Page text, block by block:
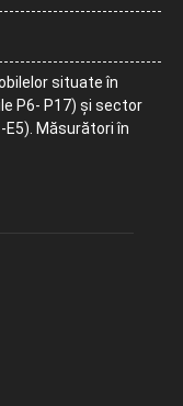
situate în
P6- P17) și sector
Măsurători în